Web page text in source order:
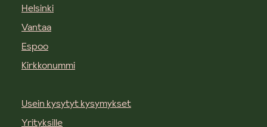
Helsinki
Vantaa
Espoo
Kirkkonummi
Usein kysytyt kysymykset
Yrityksille